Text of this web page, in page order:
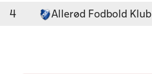
4 Allerød Fodbold Klub